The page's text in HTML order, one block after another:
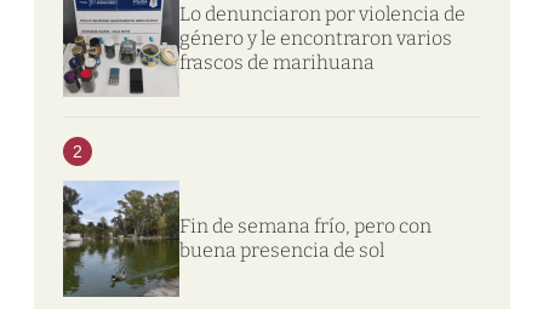
Lo denunciaron por violencia de
género y le encontraron varios
frascos de marihuana
2
Fin de semana frío, pero con
buena presencia de sol